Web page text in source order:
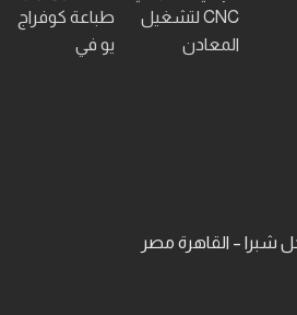
CNC لتشغيل
المعادن
طباعة كوفراج
يو في